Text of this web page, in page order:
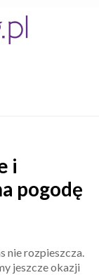
i
pogodę
nie rozpieszcza.
jeszcze okazji